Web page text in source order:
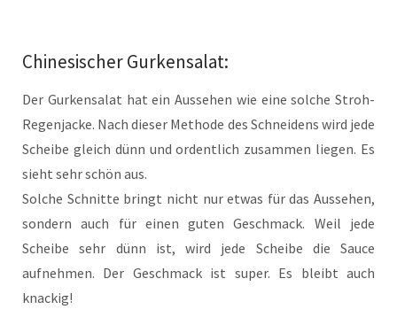
Chinesischer Gurkensalat:
Der Gurkensalat hat ein Aussehen wie eine solche Stroh-
Regenjacke. Nach dieser Methode des Schneidens wird jede
Scheibe gleich dünn und ordentlich zusammen liegen. Es
sieht sehr schön aus.
Solche Schnitte bringt nicht nur etwas für das Aussehen,
sondern auch für einen guten Geschmack. Weil jede
Scheibe sehr dünn ist, wird jede Scheibe die Sauce
aufnehmen. Der Geschmack ist super. Es bleibt auch
knackig!